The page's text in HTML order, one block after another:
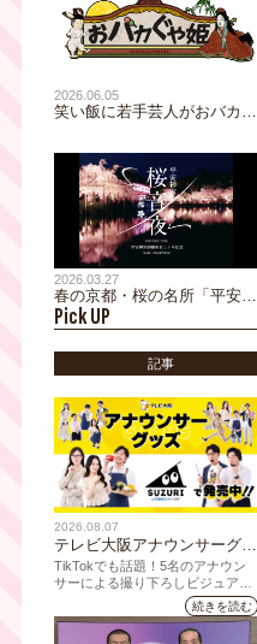
2026.06.05
笑い飯に若手芸人がおバカな
×おバカな応援》＆《大学生
100人に質問×おバカな回答
予想》さらに、かるた×大喜
利の“おバカるた”で、おバカ
回答連発!?
2026.03.27
春の京都・桜の名所「平安神
宮」を舞台に開催される夜桜
と音楽の夢の共演「平安神
宮 桜音夜2026」
Pick UP
記事
2026.08.07
テレビ大阪アナウンサーグッ
ズの新商品 8月8日(土)に発
売！ テーマは「個性全開」5
人それぞれの"らしさ"を詰め
込んだアイテムが登場
TikTokでも話題！5名のアナウン
サーによる撮り下ろしビジュアル
を使用した新グッズを発売続きを読む